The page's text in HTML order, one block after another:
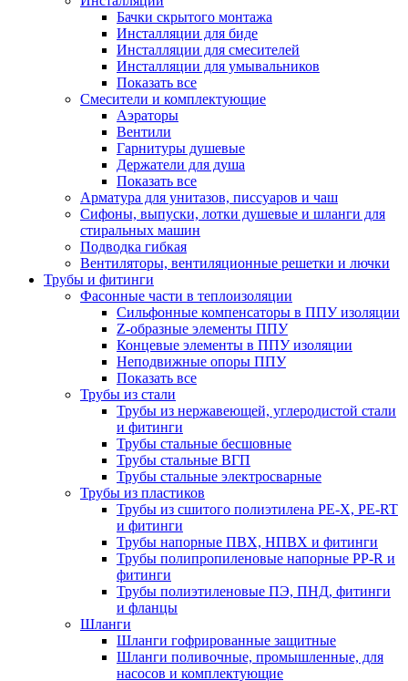
Бачки скрытого монтажа
Инсталляции для биде
Инсталляции для смесителей
Инсталляции для умывальников
Показать все
Смесители и комплектующие
Аэраторы
Вентили
Гарнитуры душевые
Держатели для душа
Показать все
Арматура для унитазов, писсуаров и чаш
Сифоны, выпуски, лотки душевые и шланги для
стиральных машин
Подводка гибкая
Вентиляторы, вентиляционные решетки и лючки
Трубы и фитинги
Фасонные части в теплоизоляции
Cильфонные компенсаторы в ППУ изоляции
Z-образные элементы ППУ
Концевые элементы в ППУ изоляции
Неподвижные опоры ППУ
Показать все
Трубы из стали
Трубы из нержавеющей, углеродистой стали
и фитинги
Трубы стальные бесшовные
Трубы стальные ВГП
Трубы стальные электросварные
Трубы из пластиков
Трубы из сшитого полиэтилена PE-X, PE-RT
и фитинги
Трубы напорные ПВХ, НПВХ и фитинги
Трубы полипропиленовые напорные PP-R и
фитинги
Трубы полиэтиленовые ПЭ, ПНД, фитинги
и фланцы
Шланги
Шланги гофрированные защитные
Шланги поливочные, промышленные, для
насосов и комплектующие